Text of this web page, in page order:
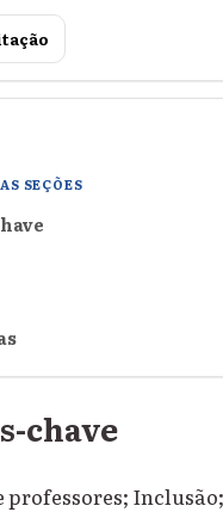
SEÇÕES
chave
professores;